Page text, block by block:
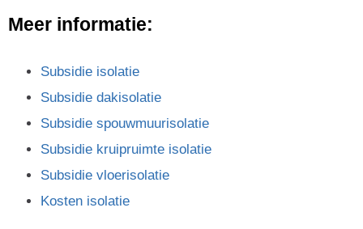
Meer informatie:
Subsidie isolatie
Subsidie dakisolatie
Subsidie spouwmuurisolatie
Subsidie kruipruimte isolatie
Subsidie vloerisolatie
Kosten isolatie